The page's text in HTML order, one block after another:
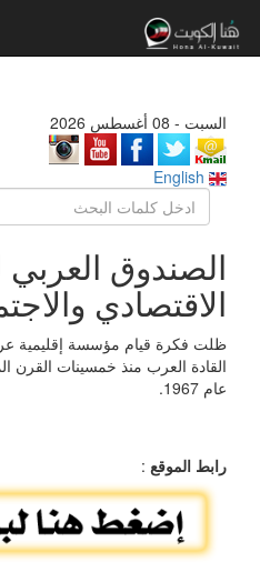
السبت - 08 أغسطس 2026
الصندوق العربي
الاقتصادي
ظلت فكرة قيام مؤسسة إقليمية
القادة العرب منذ خمسينات القرن
عام 1967.
رابط الموقع :